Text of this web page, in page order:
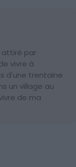
attiré par
vivre à
d'une trentaine
un village au
de ma